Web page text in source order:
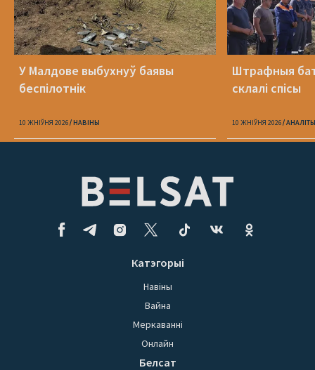
У Малдове выбухнуў баявы
беспілотнік
10 ЖНІЎНЯ 2026 НАВІНЫ
Штрафныя
склалі спісы
10 ЖНІЎНЯ 2026
Катэгорыі
Навіны
Вайна
Меркаванні
Онлайн
Белсат